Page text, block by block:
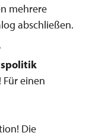
mehrere
abschließen.
Für einen
Die